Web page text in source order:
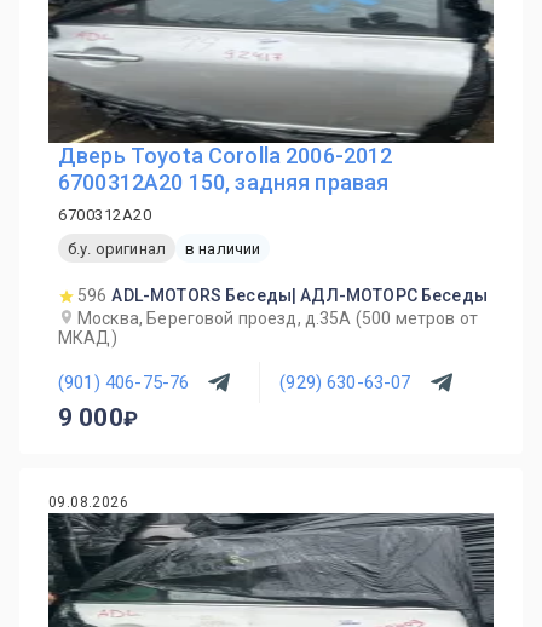
Дверь Toyota Corolla 2006-2012
6700312A20 150, задняя правая
6700312A20
б.у. оригинал
в наличии
596 ADL-MOTORS Беседы| АДЛ-МОТОРС Беседы
Москва, Береговой проезд, д.35А (500 метров от
МКАД)
(901) 406-75-76 (929) 630-63-07
9 000
09.08.2026